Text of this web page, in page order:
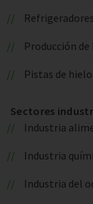
Producción
Pistas de hielo
Sectores
Industria
Industria
Industria del